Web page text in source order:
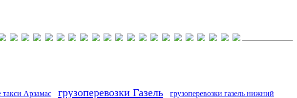
такси Арзамас грузоперевозки Газель грузоперевозки газель нижний